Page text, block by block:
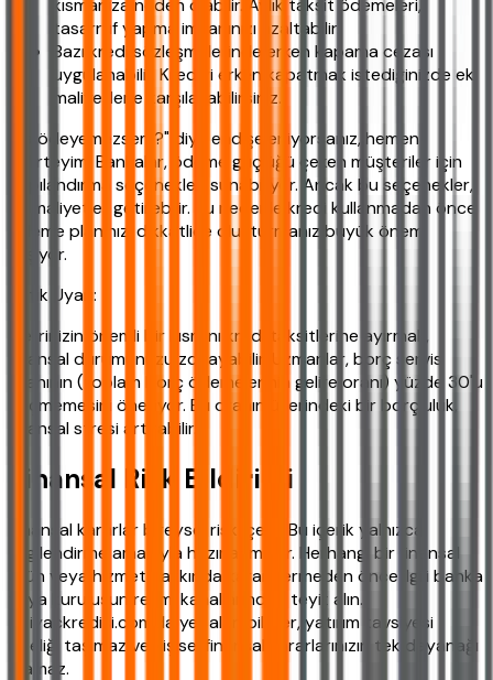
kısmanıza neden olabilir. Aylık taksit ödemeleri,
tasarruf yapma imkanınızı azaltabilir.
Bazı kredi sözleşmelerinde erken kapama cezası
uygulanabilir. Krediyi erken kapatmak istediğinizde ek
maliyetlerle karşılaşabilirsiniz.
"Ya ödeyemezsem?" diye endişeleniyorsanız, hemen
belirteyim: Bankalar, ödeme güçlüğü çeken müşteriler için
yapılandırma seçenekleri sunabiliyor. Ancak bu seçenekler,
ek maliyetler getirebilir. Bu nedenle kredi kullanmadan önce
ödeme planınızı dikkatlice oluşturmanız büyük önem
taşıyor.
Kritik Uyarı:
Gelirinizin önemli bir kısmını kredi taksitlerine ayırmak,
finansal durumunuzu zorlayabilir. Uzmanlar, borç servis
oranının (toplam borç ödemelerinin gelire oranı) yüzde 30'u
geçmemesini öneriyor. Bu oranın üzerindeki bir borçluluk,
finansal stresi artırabilir.
Finansal Risk Bildirimi
Finansal kararlar bireysel risk içerir. Bu içerik yalnızca
bilgilendirme amacıyla hazırlanmıştır. Herhangi bir finansal
ürün veya hizmet hakkında karar vermeden önce ilgili banka
veya kuruluşun resmi kanallarından teyit alın.
ihtiyackredisi.com'da yer alan bilgiler, yatırım tavsiyesi
niteliği taşımaz ve kişisel finansal kararlarınızın tek dayanağı
olamaz.